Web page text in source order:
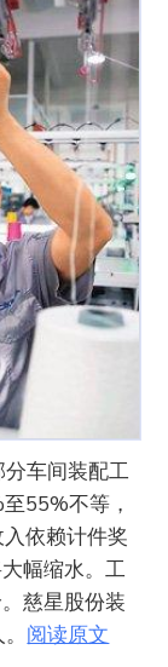
车间装配工
55%不等，
依赖计件奖
幅缩水。工
慈星股份装
阅读原文